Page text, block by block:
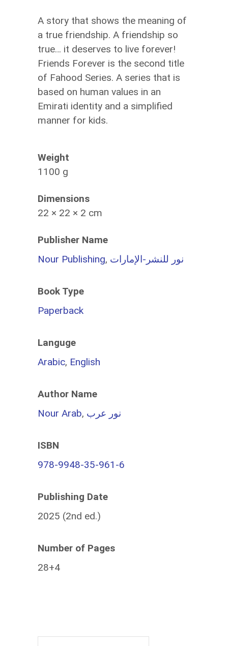
A story that shows the meaning of
a true friendship. A friendship so
true… it deserves to live forever!
Friends Forever is the second title
of Fahood Series. A series that is
based on human values in an
Emirati identity and a simplified
manner for kids.
Weight
1100 g
Dimensions
22 × 22 × 2 cm
Publisher Name
Nour Publishing, نور للنشر-الإمارات
Book Type
Paperback
Languge
Arabic, English
Author Name
Nour Arab, نور عرب
ISBN
978-9948-35-961-6
Publishing Date
2025 (2nd ed.)
Number of Pages
28+4